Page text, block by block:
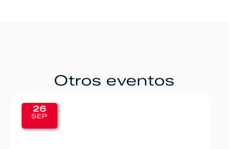
Otros eventos
20
SEP